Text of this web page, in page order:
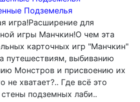
Подземелья
игра!Расширение для
игры Манчкин!О чем эта
карточных игр "Манчкин"
путешествиям, выбиванию
Монстров и присвоению их
не хватает?.. Где всё это
подземных лаби..